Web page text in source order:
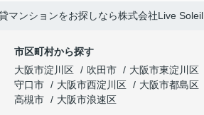
マンションをお探しなら株式会社Live Soleil
市区町村から探す
大阪市淀川区
吹田市 大阪市東淀川区
守口市
大阪市西淀川区 大阪市都島区
高槻市
大阪市浪速区